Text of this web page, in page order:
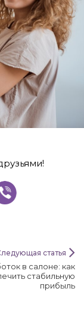
статья
в салоне: как
стабильную
прибыль